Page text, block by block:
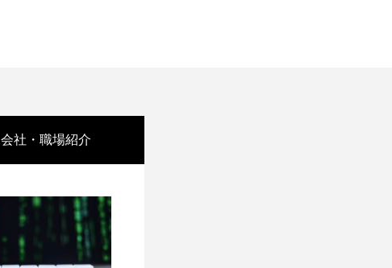
会社・職場紹介